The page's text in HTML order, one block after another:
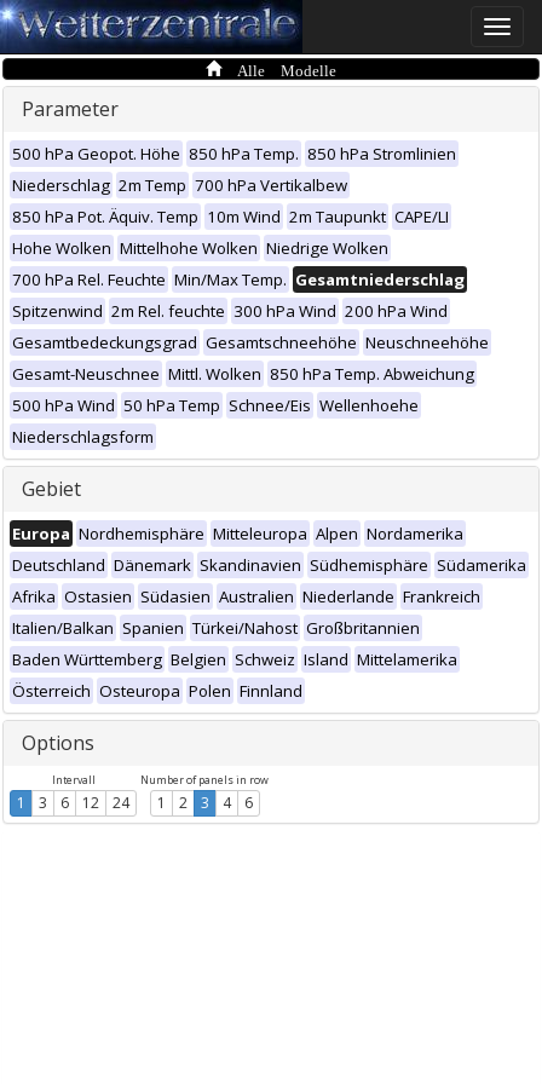
Toggle
Alle Modelle
Parameter
500 hPa Geopot. Höhe 850 hPa Temp. 850 hPa Stromlinien
Niederschlag 2m Temp 700 hPa Vertikalbew
850 hPa Pot. Äquiv. Temp 10m Wind 2m Taupunkt CAPE/LI
Hohe Wolken Mittelhohe Wolken Niedrige Wolken
700 hPa Rel. Feuchte Min/Max Temp. Gesamtniederschlag
Spitzenwind 2m Rel. feuchte 300 hPa Wind 200 hPa Wind
Gesamtbedeckungsgrad Gesamtschneehöhe Neuschneehöhe
Gesamt-Neuschnee Mittl. Wolken 850 hPa Temp. Abweichung
500 hPa Wind 50 hPa Temp Schnee/Eis Wellenhoehe
Niederschlagsform
Gebiet
Europa Nordhemisphäre Mitteleuropa Alpen Nordamerika
Deutschland Dänemark Skandinavien Südhemisphäre Südamerika
Afrika Ostasien Südasien Australien Niederlande Frankreich
Italien/Balkan Spanien Türkei/Nahost Großbritannien
Baden Württemberg Belgien Schweiz Island Mittelamerika
Österreich Osteuropa Polen Finnland
Options
Intervall
1 3 6 12 24
Number of panels in row
1 2 3 4 6